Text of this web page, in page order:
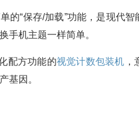
的“保存/加载”功能，是现代
手机主题一样简单。
配方功能的视觉计数包装机
基因。